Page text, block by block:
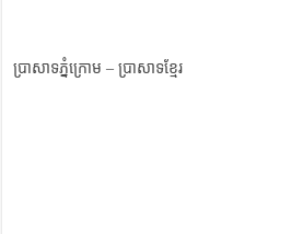
ប្រាសាទភ្នំក្រោម – ប្រាសាទខ្មែរ